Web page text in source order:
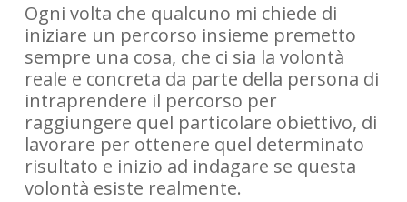
Ogni volta che qualcuno mi chiede di
iniziare un percorso insieme premetto
sempre una cosa, che ci sia la volontà
reale e concreta da parte della persona di
intraprendere il percorso per
raggiungere quel particolare obiettivo, di
lavorare per ottenere quel determinato
risultato e inizio ad indagare se questa
volontà esiste realmente.